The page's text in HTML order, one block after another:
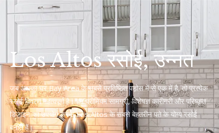
Los Altos रसोई, उन्नत
जब आपका घर Bay Area के सबसे प्रतिष्ठित पड़ोस में से एक में है, तो प्रत्येक
रसोई विवरण महत्वपूर्ण है। हम प्रीमियम सामग्री, विशेषज्ञ कारीगरी और परिष्कृत
डिजाइन का उपयोग करके Los Altos के सबसे बेहतरीन पते के योग्य रसोई
बनाते हैं।